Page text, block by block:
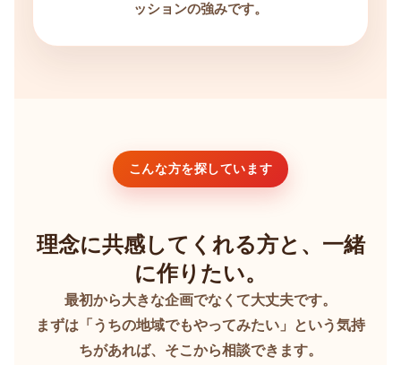
ッションの強みです。
こんな方を探しています
理念に共感してくれる方と、一緒
に作りたい。
最初から大きな企画でなくて大丈夫です。
まずは「うちの地域でもやってみたい」という気持
ちがあれば、そこから相談できます。